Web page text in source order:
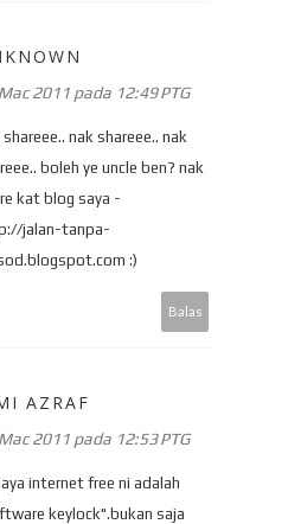
2011 pada 12:49 PTG
nak shareee.. nak
boleh ye uncle ben? nak
kat blog saya -
jalan-tanpa-
:)
Balas
AZRAF
2011 pada 12:53 PTG
internet free ni adalah
keylock".bukan saja